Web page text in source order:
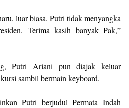
luar biasa. Putri tidak menyangka
Terima kasih banyak Pak,”
Putri Ariani pun diajak keluar
sambil bermain keyboard.
Putri berjudul Permata Indah